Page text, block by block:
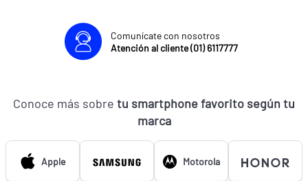
Comunícate con nosotros
Atención al cliente (01) 6117777
Conoce más sobre tu smartphone favorito según tu
marca
Apple Motorola